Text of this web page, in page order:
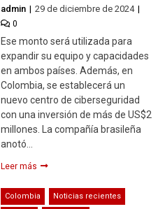
admin 29 de diciembre de 2024
0
Ese monto será utilizada para
expandir su equipo y capacidades
en ambos países. Además, en
Colombia, se establecerá un
nuevo centro de ciberseguridad
con una inversión de más de US$2
millones. La compañía brasileña
anotó…
Leer más
Colombia Noticias recientes